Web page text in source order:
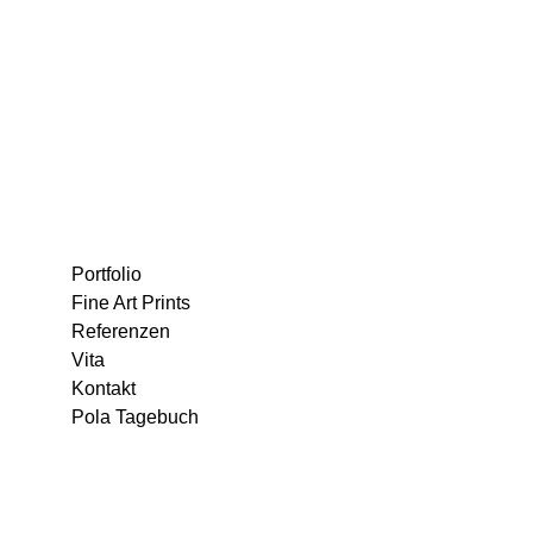
Portfolio
Fine Art Prints
Referenzen
Vita
Kontakt
Pola Tagebuch